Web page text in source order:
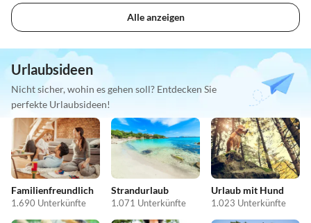
Alle anzeigen
Urlaubsideen
Nicht sicher, wohin es gehen soll? Entdecken Sie
perfekte Urlaubsideen!
Familienfreundlich
1.690 Unterkünfte
Strandurlaub
1.071 Unterkünfte
Urlaub mit Hund
1.023 Unterkünfte